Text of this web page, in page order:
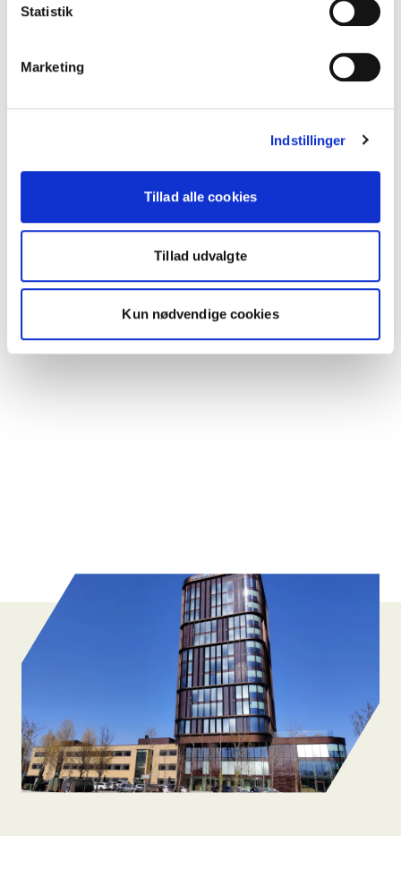
Statistik
Marketing
Indstillinger
Tillad alle cookies
Tillad udvalgte
Kun nødvendige cookies